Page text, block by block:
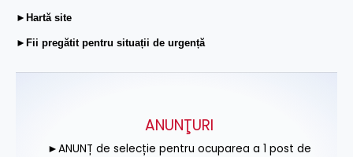
►Hartă site
►Fii pregătit pentru situații de urgență
ANUNŢURI
►ANUNȚ de selecție pentru ocuparea a 1 post de